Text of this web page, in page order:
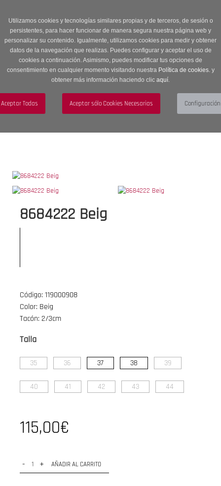
Utilizamos cookies y tecnologías similares propias y de terceros, de sesión o
persistentes, para hacer funcionar de manera segura nuestra página web y
personalizar su contenido. Igualmente, utilizamos cookies para medir y obtener
datos de la navegación que realizas. Puedes configurar y aceptar el uso de
cookies a continuación. Asimismo, puedes modificar tus opciones de
consentimiento en cualquier momento visitando nuestra Política de cookies.y
obtener más información haciendo clic aquí.
descuento en Sección OUTLET con código OUTLET20
navigation
Menú
8684222 Beig
Código: 119000908
Color: Beig
Tacón: 2/3cm
Talla
35 36 37 38 39
40 41 42 43 44
115,00€
- + AÑADIR AL CARRITO